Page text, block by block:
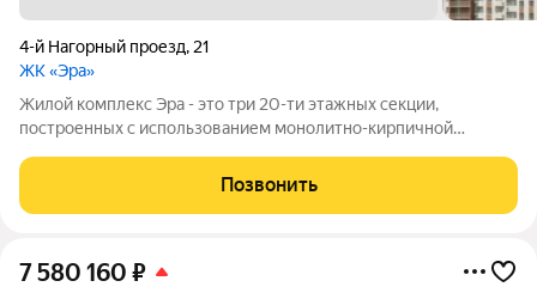
4-й Нагорный проезд, 21
ЖК «Эра»
Жилой комплекс Эра - это три 20-ти этажных секции,
построенных с использованием монолитно-кирпичной
первый этаж и наличие крышной котельной, позволяющей
будущим жителям дома самим контролировать
Позвонить
7 580 160 ₽